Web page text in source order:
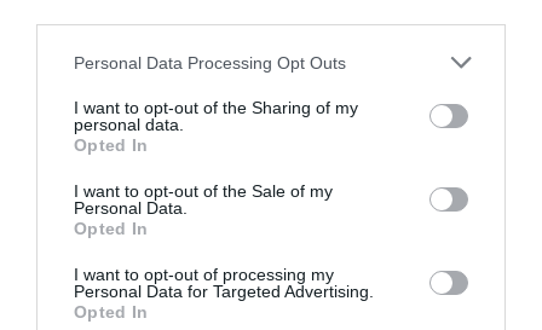
Please note that this website/app uses one or more Google
not limited to your visit or usage behaviour. You may click to
grant or deny consent to Google and its third-party tags to
use your data for below specified purposes in below Google
consent section.
Personal Data Processing Opt Outs
I want to opt-out of the Sharing of my
personal data.
Opted In
I want to opt-out of the Sale of my
Personal Data.
Opted In
I want to opt-out of processing my
Personal Data for Targeted Advertising.
Opted In
Ha nem szeretnél lemaradni a turizmus világának
precíz híreiről, akkor Neked szól az
Utazás hírek
csoport.
Ha útleírások, szállás vélemények is érdekelnek,
akkor vár a
Hírlevelünkreis feliratkozhatsz.
precíz híreiről, akkor Neked szól azUtazás hírek
csoport.